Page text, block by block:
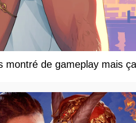
montré de gameplay mais